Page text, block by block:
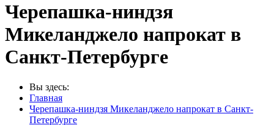
Черепашка-ниндзя
Микеланджело напрокат в
Санкт-Петербурге
Вы здесь:
Главная
Черепашка-ниндзя Микеланджело напрокат в Санкт-
Петербурге